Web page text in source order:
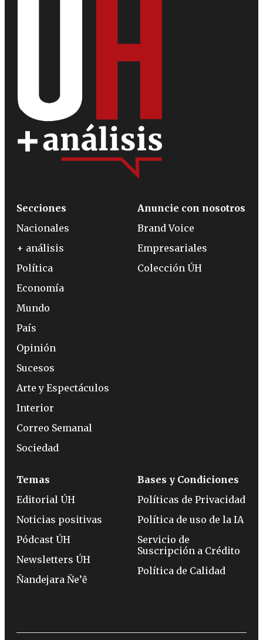
Secciones
Nacionales
+ análisis
Política
Economía
Mundo
País
Opinión
Sucesos
Arte y Espectáculos
Interior
Correo Semanal
Sociedad
Anuncie con nosotros
Brand Voice
Empresariales
Colección ÚH
Temas
Editorial ÚH
Noticias positivas
Pódcast ÚH
Newsletters ÚH
Ñandejara Ñe’ẽ
Bases y Condiciones
Políticas de Privacidad
Política de uso de la IA
Servicio de
Suscripción a Crédito
Política de Calidad